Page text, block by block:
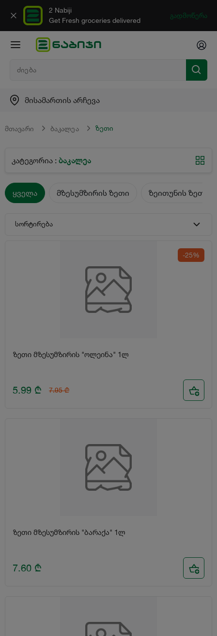
2 Nabiji
Get Fresh groceries delivered
გადმოწერა
მისამართის არჩევა
მთავარი ბაკალეა ზეთი
კატეგორია : ბაკალეა
ყველა მზესუმზირის ზეთი ზეითუნის ზეთი
სორტირება
-25%
ზეთი მზესუმზირის "ოლეინა" 1ლ
5.99 ₾ 7.95 ₾
ზეთი მზესუმზირის "ბარაქა" 1ლ
7.60 ₾